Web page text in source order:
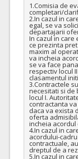
1.Comisia de
completari/
2.In cazul in
egal, se va
departajarii
In cazul in care
ce prezinta
maxim al
va incheia
se va face
respectiv locul
clasamentul
3.Contractele
necesitati si de
locul I.
contractanta
daca va exista
oferta
incheia acordul
4.In cazul in
acordului-
contractuale,
dreptul de a
5.In cazul in